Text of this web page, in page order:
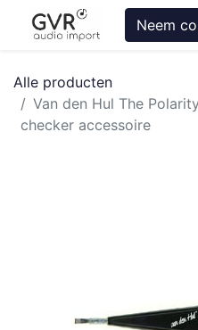
Neem
Alle producten
Van den Hul The Polarity
checker accessoire